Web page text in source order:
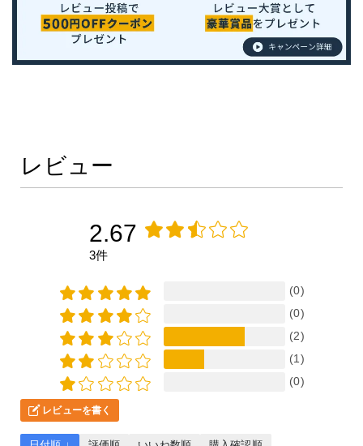
レビュー
2.67
3件
(0)
(0)
(2)
(1)
(0)
レビューを書く